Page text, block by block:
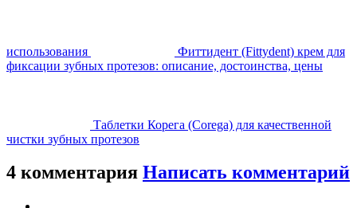
использования
Фиттидент (Fittydent) крем для
фиксации зубных протезов: описание, достоинства, цены
Таблетки Корега (Corega) для качественной
чистки зубных протезов
4 комментария Написать комментарий